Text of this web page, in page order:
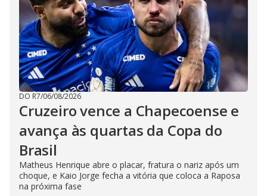
DO R7/06/08/2026
Cruzeiro vence a Chapecoense e
avança às quartas da Copa do
Brasil
Matheus Henrique abre o placar, fratura o nariz após um
choque, e Kaio Jorge fecha a vitória que coloca a Raposa
na próxima fase